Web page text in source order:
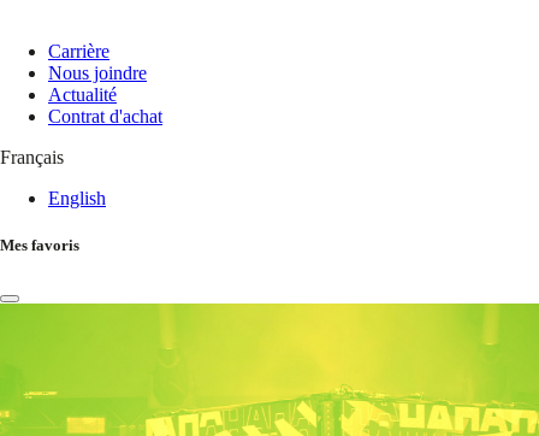
Carrière
Nous joindre
Actualité
Contrat d'achat
Français
English
Mes favoris